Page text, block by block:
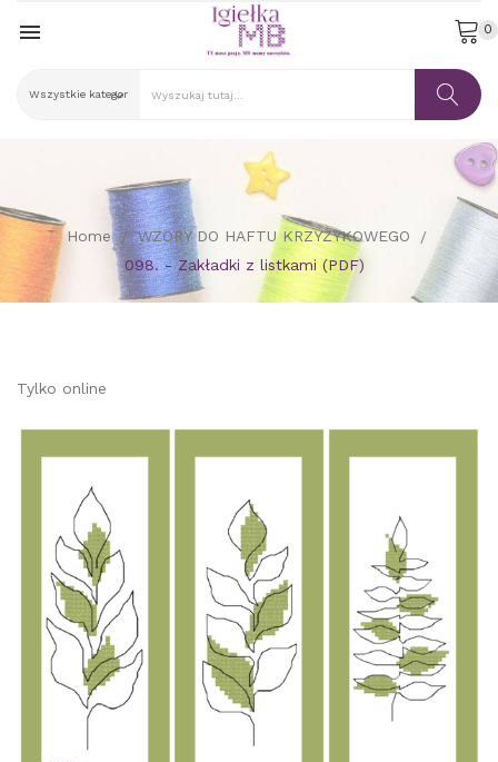
 0
Home
WZORY DO HAFTU KRZYŻYKOWEGO
098. - Zakładki z listkami (PDF)
Tylko online